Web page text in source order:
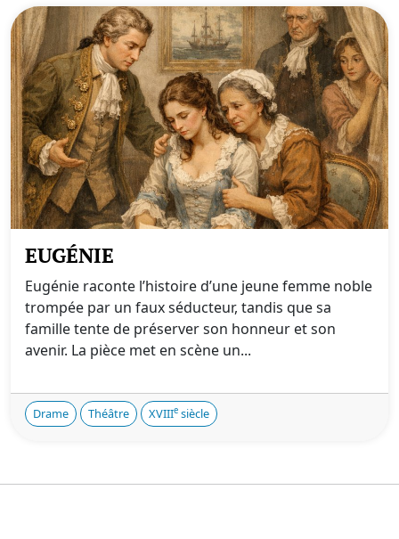
EUGÉNIE
Eugénie raconte l’histoire d’une jeune femme noble
trompée par un faux séducteur, tandis que sa
famille tente de préserver son honneur et son
avenir. La pièce met en scène un...
Drame Théâtre XVIIIe siècle